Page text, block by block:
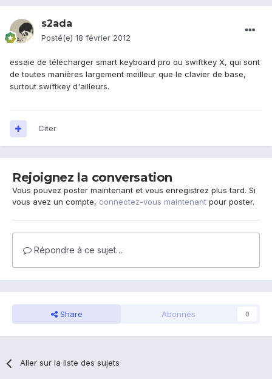
s2ada
Posté(e) 18 février 2012
essaie de télécharger smart keyboard pro ou swiftkey X, qui sont
de toutes manières largement meilleur que le clavier de base,
surtout swiftkey d'ailleurs.
Citer
Rejoignez la conversation
Vous pouvez poster maintenant et vous enregistrez plus tard. Si
vous avez un compte, connectez-vous maintenant pour poster.
Répondre à ce sujet…
Share Abonnés 0
Aller sur la liste des sujets